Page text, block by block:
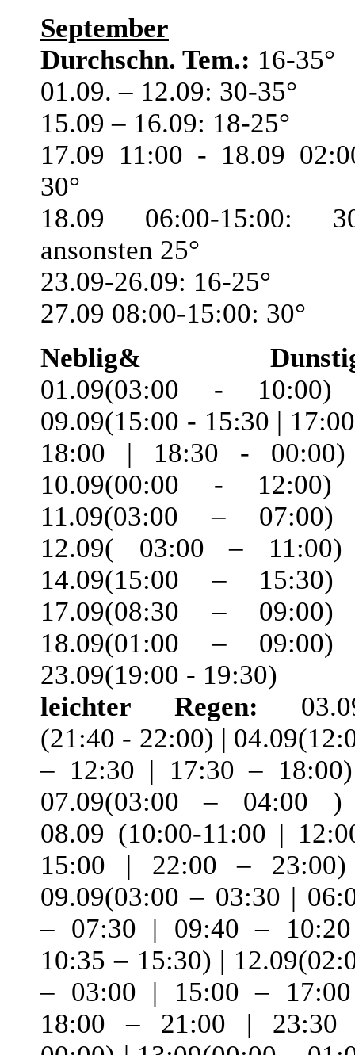
September
Durchschn. Tem.: 16-35°
01.09. – 12.09: 30-35°
15.09 – 16.09: 18-25°
17.09 11:00 - 18.09
30°
18.09 06:00-15:00:
ansonsten 25°
23.09-26.09: 16-25°
27.09 08:00-15:00: 30°
Neblig&
01.09(03:00 -
09.09(15:00 - 15:30 |
18:00 | 18:30 -
10.09(00:00 -
11.09(03:00 –
12.09( 03:00 –
14.09(15:00 –
17.09(08:30 –
18.09(01:00 –
23.09(19:00 - 19:30)
leichter Regen:
(21:40 - 22:00) |
– 12:30 | 17:30 –
07.09(03:00 – 04:00
08.09 (10:00-11:00 |
15:00 | 22:00 –
09.09(03:00 – 03:30 |
– 07:30 | 09:40 –
10:35 – 15:30) |
– 03:00 | 15:00 –
18:00 – 21:00 | 23:30